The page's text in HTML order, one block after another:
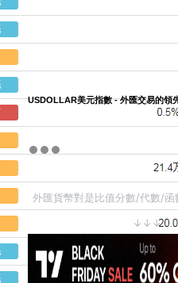
USDOLLAR美元指數 - 外匯交易的領
外匯貨幣對是比值分數/代數/
↓↓↓